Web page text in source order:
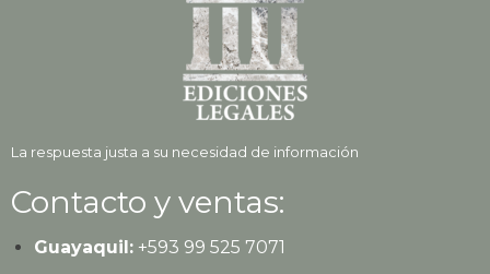
La respuesta justa a su necesidad de información
Contacto y ventas:
Guayaquil:+593 99 525 7071